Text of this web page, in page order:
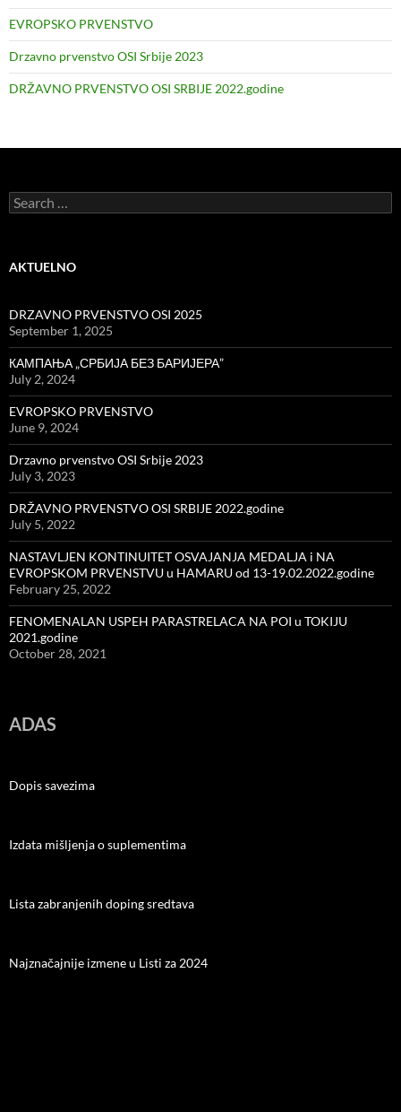
EVROPSKO PRVENSTVO
Drzavno prvenstvo OSI Srbije 2023
DRŽAVNO PRVENSTVO OSI SRBIJE 2022.godine
Search
for:
AKTUELNO
DRZAVNO PRVENSTVO OSI 2025
September 1, 2025
КАМПАЊА „СРБИЈА БЕЗ БАРИЈЕРА”
July 2, 2024
EVROPSKO PRVENSTVO
June 9, 2024
Drzavno prvenstvo OSI Srbije 2023
July 3, 2023
DRŽAVNO PRVENSTVO OSI SRBIJE 2022.godine
July 5, 2022
NASTAVLJEN KONTINUITET OSVAJANJA MEDALJA i NA
EVROPSKOM PRVENSTVU u HAMARU od 13-19.02.2022.godine
February 25, 2022
FENOMENALAN USPEH PARASTRELACA NA POI u TOKIJU
2021.godine
October 28, 2021
ADAS
Dopis savezima
Izdata mišljenja o suplementima
Lista zabranjenih doping sredtava
Najznačajnije izmene u Listi za 2024